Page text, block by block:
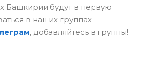
Башкирии будут в первую
в наших группах
, добавляйтесь в группы!